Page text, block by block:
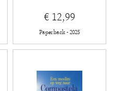
€ 12,99
Paperback - 2025